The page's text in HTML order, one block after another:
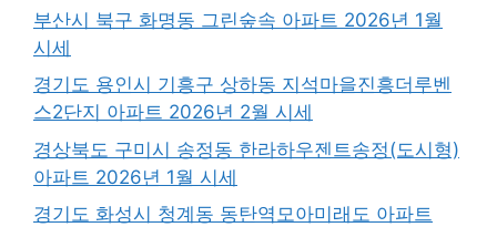
부산시 북구 화명동 그린숲속 아파트 2026년 1월
시세
경기도 용인시 기흥구 상하동 지석마을진흥더루벤
스2단지 아파트 2026년 2월 시세
경상북도 구미시 송정동 한라하우젠트송정(도시형)
아파트 2026년 1월 시세
경기도 화성시 청계동 동탄역모아미래도 아파트